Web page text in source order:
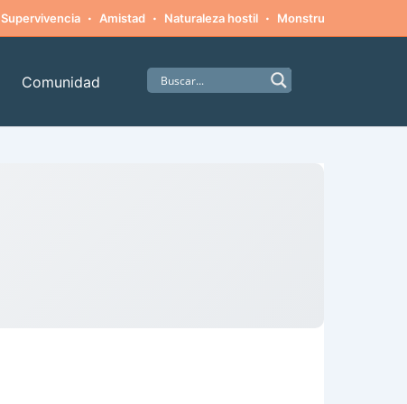
Supervivencia · Amistad · Naturaleza hostil · Monstruos
Comunidad